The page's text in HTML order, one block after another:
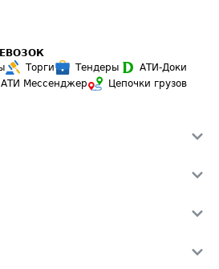
Торги Тендеры
АТИ-Доки
АТИ Мессенджер
Цепочки грузов